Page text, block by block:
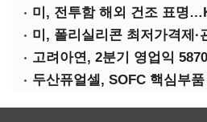
미, 전투함 해외 건조 표명
고려아연, 2분기 영업익